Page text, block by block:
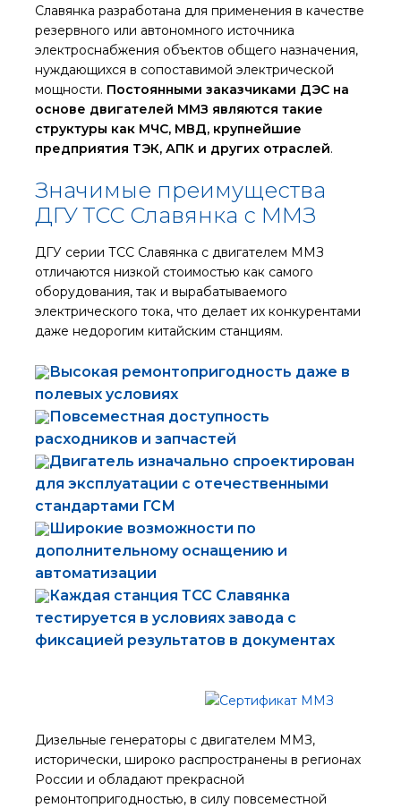
Славянка разработана для применения в качестве
резервного или автономного источника
электроснабжения объектов общего назначения,
нуждающихся в сопоставимой электрической
мощности. Постоянными заказчиками ДЭС на
основе двигателей ММЗ являются такие
структуры как МЧС, МВД, крупнейшие
предприятия ТЭК, АПК и других отраслей.
Значимые преимущества
ДГУ ТСС Славянка с ММЗ
ДГУ серии ТСС Славянка с двигателем ММЗ
отличаются низкой стоимостью как самого
оборудования, так и вырабатываемого
электрического тока, что делает их конкурентами
даже недорогим китайским станциям.
Высокая ремонтопригодность даже в
полевых условиях
Повсеместная доступность
расходников и запчастей
Двигатель изначально спроектирован
для эксплуатации с отечественными
стандартами ГСМ
Широкие возможности по
дополнительному оснащению и
автоматизации
Каждая станция ТСС Славянка
тестируется в условиях завода с
фиксацией результатов в документах
Дизельные генераторы с двигателем ММЗ,
исторически, широко распространены в регионах
России и обладают прекрасной
ремонтопригодностью, в силу повсеместной